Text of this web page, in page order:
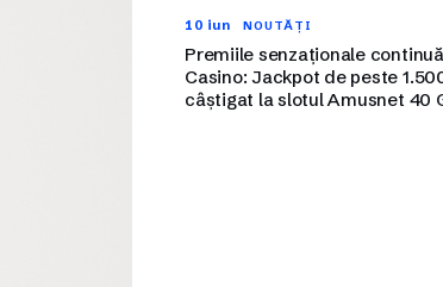
10 iun NOUTĂȚI
Premiile senzaționale
Casino: Jackpot de peste
câștigat la slotul Amusnet 40